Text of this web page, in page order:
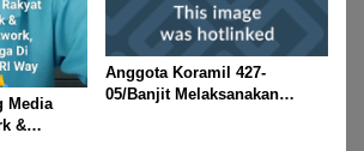
Media
&
Anggota Koramil 427-
05/Banjit Melaksanakan